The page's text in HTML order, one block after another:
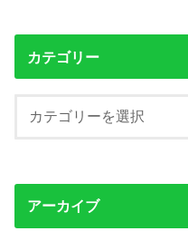
カテゴリー
アーカイブ